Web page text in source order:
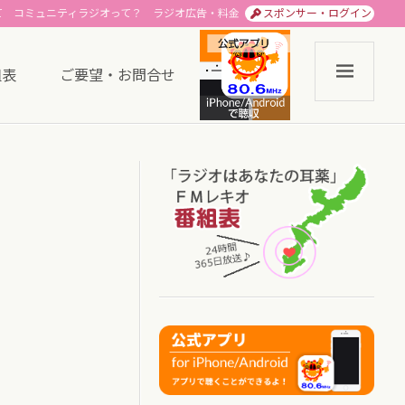
スポンサー・ログイン
ラジオ広告・料金
コミュニティラジオって？
ご要望・お問合せ